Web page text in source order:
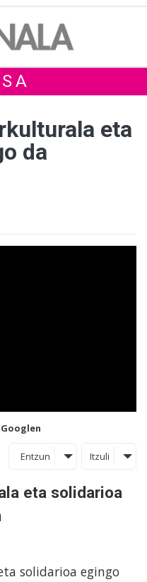
eta
da
Entzun Itzuli
eta solidarioa
solidarioa egingo